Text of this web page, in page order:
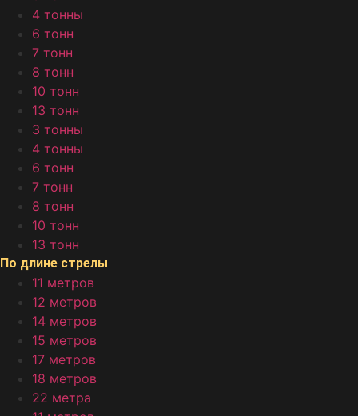
4 тонны
6 тонн
7 тонн
8 тонн
10 тонн
13 тонн
3 тонны
4 тонны
6 тонн
7 тонн
8 тонн
10 тонн
13 тонн
По длине стрелы
11 метров
12 метров
14 метров
15 метров
17 метров
18 метров
22 метра